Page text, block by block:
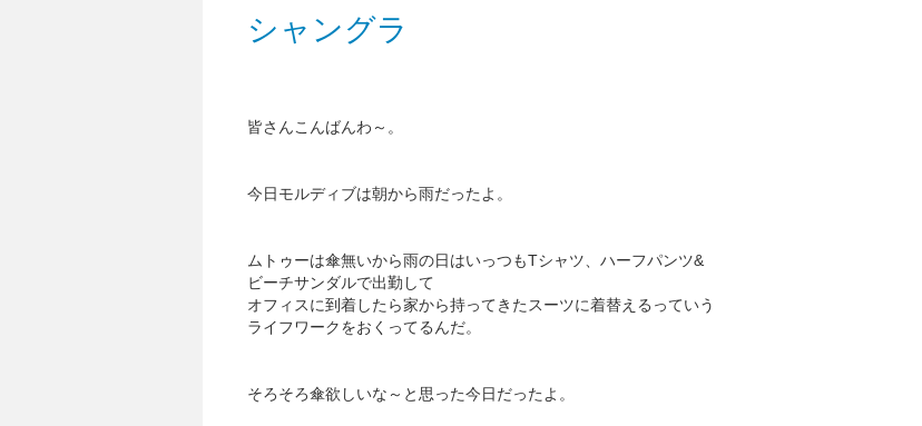
シャングラ
皆さんこんばんわ～。
今日モルディブは朝から雨だったよ。
ムトゥーは傘無いから雨の日はいっつもTシャツ、ハーフパンツ&
ビーチサンダルで出勤して
オフィスに到着したら家から持ってきたスーツに着替えるっていう
ライフワークをおくってるんだ。
そろそろ傘欲しいな～と思った今日だったよ。